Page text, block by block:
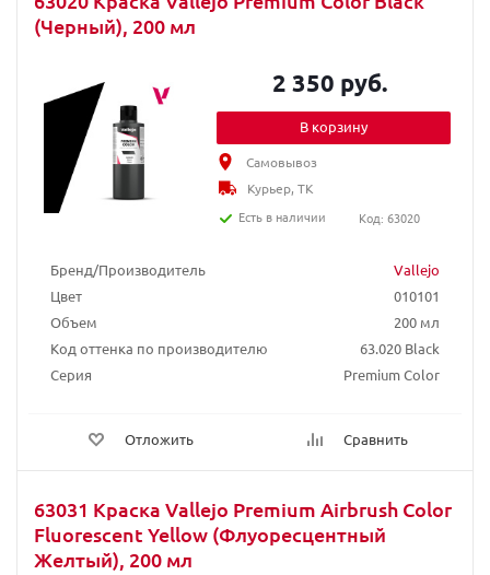
(Черный), 200 мл
Бренд/Производитель
Vallejo
Цвет
010101
Объем
200 мл
Код оттенка по производителю
63.020 Black
Серия
Premium Color
Отложить Сравнить
2 350 руб.
В корзину
Самовывоз
Курьер, ТК
Есть в наличии
Код: 63020
63031 Краска Vallejo Premium Airbrush Color
Fluorescent Yellow (Флуоресцентный
Желтый), 200 мл